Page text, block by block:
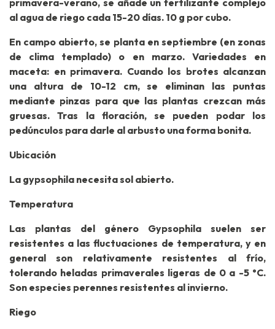
al agua de riego cada 15-20 días. 10 g por cubo.
En campo abierto, se planta en septiembre (en zonas
de clima templado) o en marzo. Variedades en
maceta: en primavera. Cuando los brotes alcanzan
una altura de 10-12 cm, se eliminan las puntas
mediante pinzas para que las plantas crezcan más
gruesas. Tras la floración, se pueden podar los
pedúnculos para darle al arbusto una forma bonita.
Ubicación
La gypsophila necesita sol abierto.
Temperatura
Las plantas del género Gypsophila suelen ser
resistentes a las fluctuaciones de temperatura, y en
general son relativamente resistentes al frío,
tolerando heladas primaverales ligeras de 0 a -5 °C.
Son especies perennes resistentes al invierno.
Riego